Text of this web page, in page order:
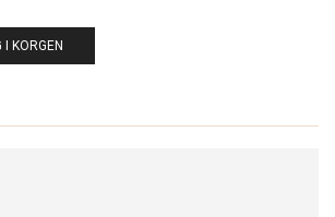
I KORGEN